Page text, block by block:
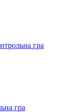
гра
гра